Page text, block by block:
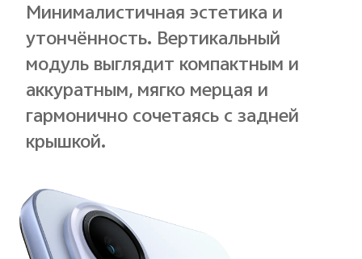
Минималистичная эстетика и
утончённость. Вертикальный
модуль выглядит компактным и
аккуратным, мягко мерцая и
гармонично сочетаясь с задней
крышкой.